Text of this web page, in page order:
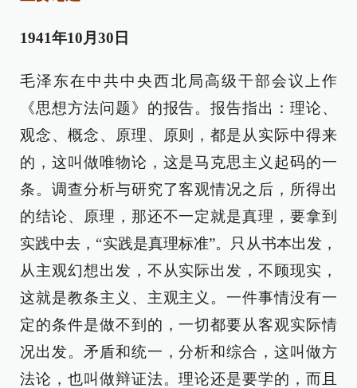
1941年10月30日
毛泽东在中共中央西北局高级干部会议上作
《思想方法问题》的报告。报告指出：理论、
观念、概念、原理、原则，都是从实际中得来
的，这叫做唯物论，这是马克思主义起码的一
条。调查分析与研究了客观情况之后，所得出
的结论、原理，那还不一定就是真理，要拿到
实践中去，“实践是真理标准”。只从书本出发，
从主观幻想出发，不从实际出发，不顾现实，
这就是教条主义、主观主义。一件事情没有一
定的条件是做不到的，一切都要从客观实际情
况出发。矛盾和统一，分析和综合，这叫做方
法论，也叫做辩证法。理论还是要学的，而且